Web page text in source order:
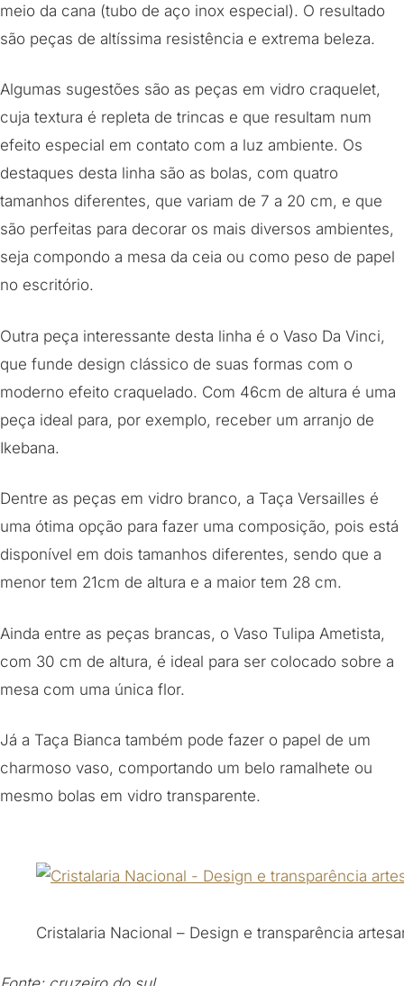
meio da cana (tubo de aço inox especial). O resultado
são peças de altíssima resistência e extrema beleza.
Algumas sugestões são as peças em vidro craquelet,
cuja textura é repleta de trincas e que resultam num
efeito especial em contato com a luz ambiente. Os
destaques desta linha são as bolas, com quatro
tamanhos diferentes, que variam de 7 a 20 cm, e que
são perfeitas para decorar os mais diversos ambientes,
seja compondo a mesa da ceia ou como peso de papel
no escritório.
Outra peça interessante desta linha é o Vaso Da Vinci,
que funde design clássico de suas formas com o
moderno efeito craquelado. Com 46cm de altura é uma
peça ideal para, por exemplo, receber um arranjo de
Ikebana.
Dentre as peças em vidro branco, a Taça Versailles é
uma ótima opção para fazer uma composição, pois está
disponível em dois tamanhos diferentes, sendo que a
menor tem 21cm de altura e a maior tem 28 cm.
Ainda entre as peças brancas, o Vaso Tulipa Ametista,
com 30 cm de altura, é ideal para ser colocado sobre a
mesa com uma única flor.
Já a Taça Bianca também pode fazer o papel de um
charmoso vaso, comportando um belo ramalhete ou
mesmo bolas em vidro transparente.
Cristalaria Nacional – Design e transparência